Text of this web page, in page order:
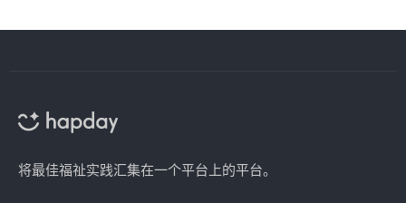
将最佳福祉实践汇集在一个平台上的平台。